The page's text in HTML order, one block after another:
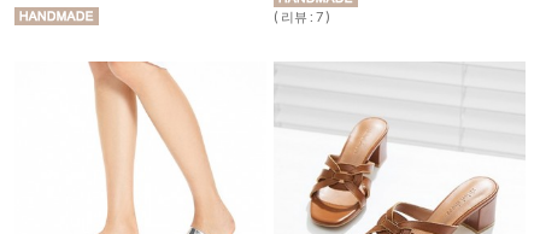
( 리뷰 : 7 )